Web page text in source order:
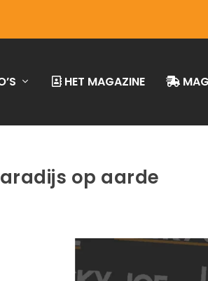
HET MAGAZINE
op aarde